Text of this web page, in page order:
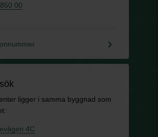
00
keyboard_arrow_right
ligger i samma byggnad som
4C